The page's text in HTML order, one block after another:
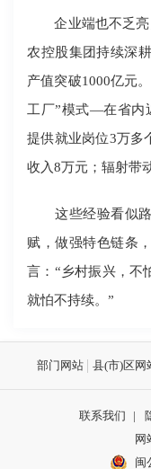
企业端也不乏亮
农控股集团持续深
产值突破1000亿元
工厂”模式―在省内
提供就业岗位3万多
收入8万元；辐射带
这些经验看似路
赋，做强特色链条
言：“乡村振兴，不
就怕不持续。”
部门网站 县(市)区网
联系我们 |
网
闽